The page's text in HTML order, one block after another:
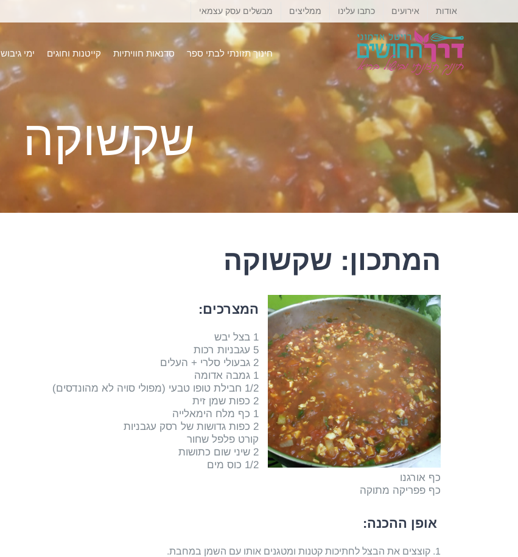
אודות אירועים כתבו עלינו ממליצים מבשלים עסק עצמאי
חינוך תזונתי לבתי ספר סדנאות חוויתיות קייטנות וחוגים ימי גיבוש
שקשוקה
המתכון: שקשוקה
המצרכים:
1 בצל יבש
5 עגבניות רכות
2 גבעולי סלרי + העלים
1 גמבה אדומה
1/2 חבילת טופו טבעי (מפולי סויה לא מהונדסים)
2 כפות שמן זית
1 כף מלח הימאלייה
2 כפות גדושות של רסק עגבניות
קורט פלפל שחור
2 שיני שום כתושות
1/2 כוס מים
כף אורגנו
כף פפריקה מתוקה
אופן ההכנה:
1. קוצצים את הבצל לחתיכות קטנות ומטגנים אותו עם השמן במחבת.